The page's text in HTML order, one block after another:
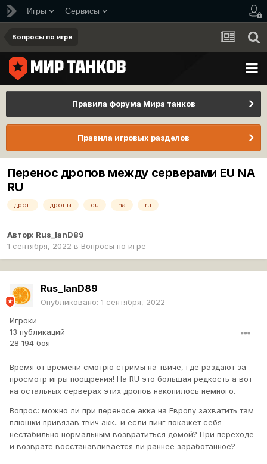
Игры Сервисы
Вопросы по игре
Правила форума Мира танков
Правила игровых разделов
Перенос дропов между серверами EU NA
RU
дроп дропы eu na ru
Автор: Rus_lanD89
1 сентября, 2022 в Вопросы по игре
Rus_lanD89
Опубликовано: 1 сентября, 2022
Игроки
13 публикаций
28 194 боя
Время от времени смотрю стримы на твиче, где раздают за
просмотр игры поощрения! На RU это большая редкость а вот
на остальных серверах этих дропов накопилось немного.
Вопрос: можно ли при переносе акка на Европу захватить там
плюшки привязав твич акк.. и если пинг покажет себя
нестабильно нормальным возвратиться домой? При переходе
и возврате восстанавливается ли раннее заработанное?